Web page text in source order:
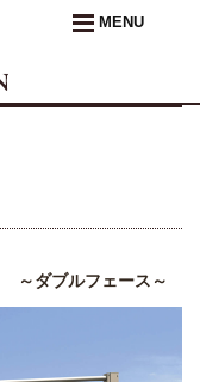
MENU
～ダブルフェース～